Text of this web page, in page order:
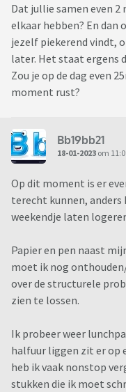
Dat jullie samen even 2
elkaar hebben? En dan
jezelf piekerend vindt,
later. Het staat ergens
Zou je op de dag even
moment rust?
Bb19bb21
18-01-2023 om
Op dit moment is er
terecht kunnen, anders
weekendje laten
Papier en pen naast
moet ik nog
over de structurele
zien te lossen.
Ik probeer weer
halfuur liggen zit er op
heb ik vaak nonstop
stukken die ik moet